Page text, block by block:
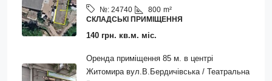
№: 24740 800 m²
СКЛАДСЬКІ ПРИМІЩЕННЯ
140 грн. кв.м. міс.
Оренда приміщення 85 м. в центрі
Житомира вул.В.Бердичівська / Театральна